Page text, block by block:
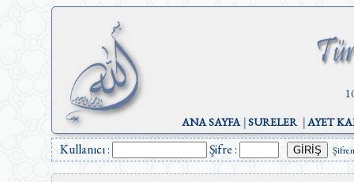
ANA SAYFA|SURELER|AYET
Kullanıcı : Şifre :